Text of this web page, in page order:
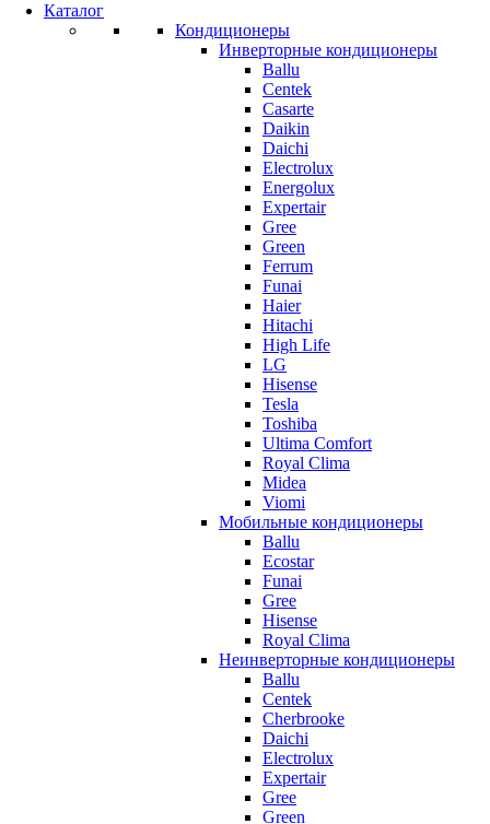
Каталог
Кондиционеры
Инверторные кондиционеры
Ballu
Centek
Casarte
Daikin
Daichi
Electrolux
Energolux
Expertair
Gree
Green
Ferrum
Funai
Haier
Hitachi
High Life
LG
Hisense
Tesla
Toshiba
Ultima Comfort
Royal Clima
Midea
Viomi
Мобильные кондиционеры
Ballu
Ecostar
Funai
Gree
Hisense
Royal Clima
Неинверторные кондиционеры
Ballu
Centek
Cherbrooke
Daichi
Electrolux
Expertair
Gree
Green